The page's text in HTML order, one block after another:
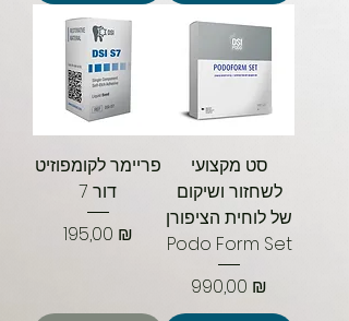
פריימר לקומפוזיט
דור 7
Цена
195,00 ₪
סט מקצועי
לשחזור ושיקום
של לוחית הציפורן
Podo Form Set
Цена
990,00 ₪